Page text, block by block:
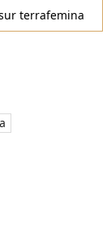
terrafemina